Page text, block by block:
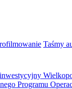
Taśmy
Programu